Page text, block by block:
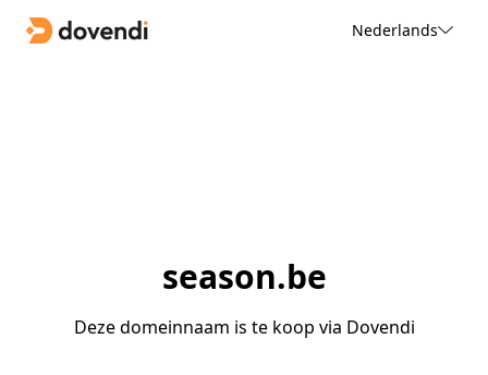
Nederlands
season.be
Deze domeinnaam is te koop via Dovendi